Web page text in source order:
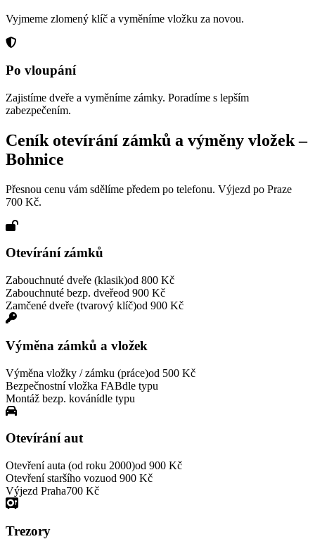
Vyjmeme zlomený klíč a vyměníme vložku za novou.
Po vloupání
Zajistíme dveře a vyměníme zámky. Poradíme s lepším
zabezpečením.
Ceník otevírání zámků a výměny vložek –
Bohnice
Přesnou cenu vám sdělíme předem po telefonu. Výjezd po Praze
700 Kč.
Otevírání zámků
Zabouchnuté dveře (klasik)od 800 Kč
Zabouchnuté bezp. dveřeod 900 Kč
Zamčené dveře (tvarový klíč)od 900 Kč
Výměna zámků a vložek
Výměna vložky / zámku (práce)od 500 Kč
Bezpečnostní vložka FABdle typu
Montáž bezp. kovánídle typu
Otevírání aut
Otevření auta (od roku 2000)od 900 Kč
Otevření staršího vozuod 900 Kč
Výjezd Praha700 Kč
Trezory